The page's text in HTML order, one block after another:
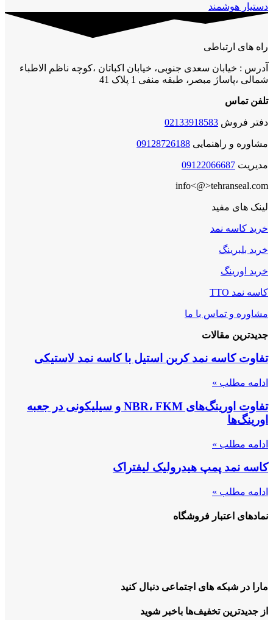
دستیار هوشمند
راه های ارتباطی
آدرس : خیابان سعدی جنوبی، خیابان اکباتان ،کوچه ناظم الاطباء
شمالی ،پاساژ مبصر، طبقه منفی 1 پلاک 41
تلفن تماس
دفتر فروش 02133918583
مشاوره و راهنمایی 09128726188
مدیریت 09122066687
info<@>tehranseal.com
لینک های مفید
خرید کاسه نمد
خرید بلبرینگ
خرید اورینگ
کاسه نمد TTO
مشاوره و تماس با ما
جدیدترین مقالات
تفاوت کاسه نمد کربن استیل با کاسه نمد لاستیکی
ادامه مطلب »
تفاوت اورینگ‌های NBR، FKM و سیلیکونی در جعبه
اورینگ‌ها
ادامه مطلب »
کاسه نمد پمپ هیدرولیک لیفتراک
ادامه مطلب »
نمادهای اعتبار فروشگاه
مارا در شبکه های اجتماعی دنبال کنید
از جدیدترین تخفیف‌ها باخبر شوید